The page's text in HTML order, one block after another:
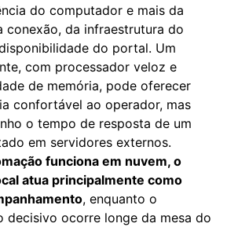
do computador e mais da
conexão, da infraestrutura do
do portal. Um
com processador veloz e
de memória, pode oferecer
confortável ao operador, mas
o tempo de resposta de um
em servidores externos.
funciona em nuvem, o
atua principalmente como
, enquanto o
decisivo ocorre longe da mesa do